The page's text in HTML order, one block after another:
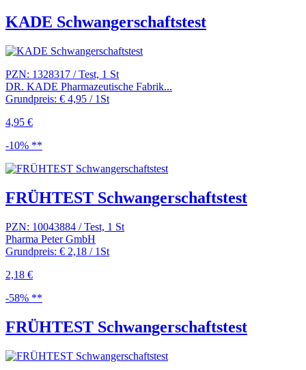
KADE Schwangerschaftstest
PZN: 1328317 / Test, 1 St
DR. KADE Pharmazeutische Fabrik...
Grundpreis: € 4,95 / 1St
4,95 €
-10% **
FRÜHTEST Schwangerschaftstest
PZN: 10043884 / Test, 1 St
Pharma Peter GmbH
Grundpreis: € 2,18 / 1St
2,18 €
-58% **
FRÜHTEST Schwangerschaftstest